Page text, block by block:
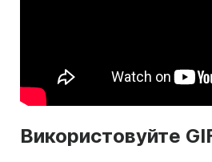
Використовуйте